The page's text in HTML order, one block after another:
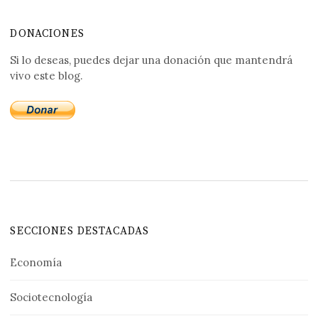
DONACIONES
Si lo deseas, puedes dejar una donación que mantendrá
vivo este blog.
SECCIONES DESTACADAS
Economía
Sociotecnología